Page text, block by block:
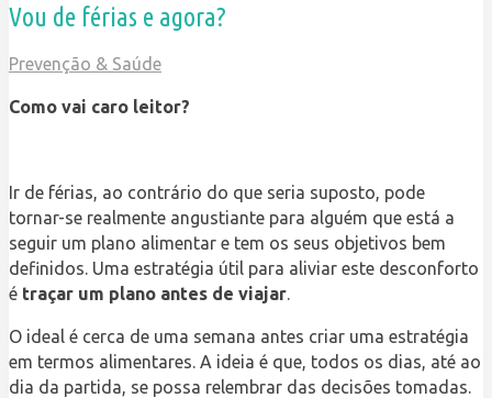
Vou de férias e agora?
Prevenção & Saúde
Como vai caro leitor?
Ir de férias, ao contrário do que seria suposto, pode
tornar-se realmente angustiante para alguém que está a
seguir um plano alimentar e tem os seus objetivos bem
definidos. Uma estratégia útil para aliviar este desconforto
é traçar um plano antes de viajar.
O ideal é cerca de uma semana antes criar uma estratégia
em termos alimentares. A ideia é que, todos os dias, até ao
dia da partida, se possa relembrar das decisões tomadas.